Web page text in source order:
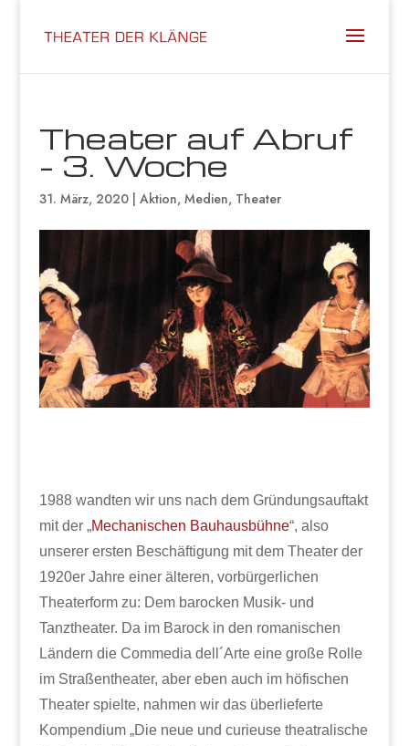
Theater auf Abruf
– 3. Woche
31. März, 2020| Aktion, Medien, Theater
1988 wandten wir uns nach dem Gründungsauftakt
mit der „Mechanischen Bauhausbühne“, also
unserer ersten Beschäftigung mit dem Theater der
1920er Jahre einer älteren, vorbürgerlichen
Theaterform zu: Dem barocken Musik- und
Tanztheater. Da im Barock in den romanischen
Ländern die Commedia dell´Arte eine große Rolle
im Straßentheater, aber eben auch im höfischen
Theater spielte, nahmen wir das überlieferte
Kompendium „Die neue und curieuse theatralische